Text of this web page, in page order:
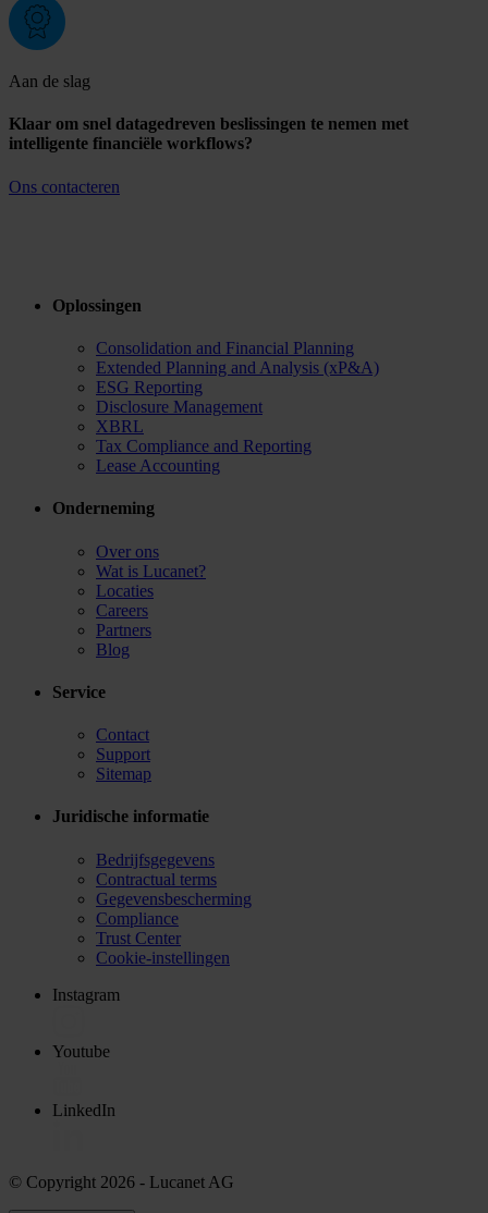
Aan de slag
Klaar om snel datagedreven beslissingen te nemen met
intelligente financiële workflows?
Ons contacteren
Oplossingen
Consolidation and Financial Planning
Extended Planning and Analysis (xP&A)
ESG Reporting
Disclosure Management
XBRL
Tax Compliance and Reporting
Lease Accounting
Onderneming
Over ons
Wat is Lucanet?
Locaties
Careers
Partners
Blog
Service
Contact
Support
Sitemap
Juridische informatie
Bedrijfsgegevens
Contractual terms
Gegevensbescherming
Compliance
Trust Center
Cookie-instellingen
Instagram
Youtube
LinkedIn
© Copyright 2026 - Lucanet AG